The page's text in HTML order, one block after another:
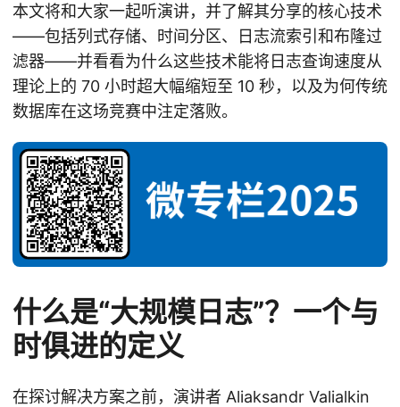
本文将和大家一起听演讲，并了解其分享的核心技术
——包括列式存储、时间分区、日志流索引和布隆过
滤器——并看看为什么这些技术能将日志查询速度从
理论上的 70 小时超大幅缩短至 10 秒，以及为何传统
数据库在这场竞赛中注定落败。
什么是“大规模日志”？一个与
时俱进的定义
在探讨解决方案之前，演讲者 Aliaksandr Valialkin